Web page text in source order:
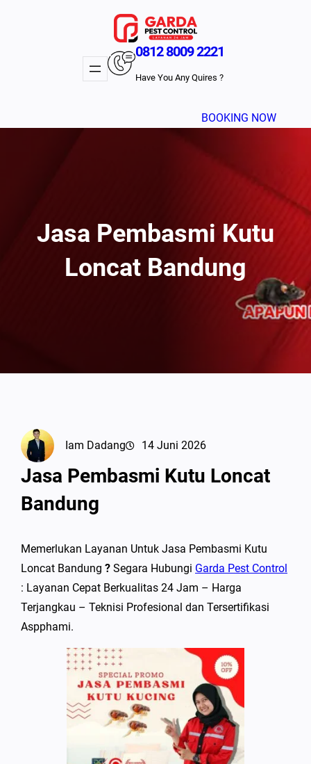
0812 8009 2221
Have You Any Quires ?
BOOKING NOW
Jasa Pembasmi Kutu
Loncat Bandung
Iam Dadang 14 Juni 2026
Jasa Pembasmi Kutu Loncat
Bandung
Memerlukan Layanan Untuk Jasa Pembasmi Kutu
Loncat Bandung ? Segara Hubungi Garda Pest Control
: Layanan Cepat Berkualitas 24 Jam – Harga
Terjangkau – Teknisi Profesional dan Tersertifikasi
Aspphami.